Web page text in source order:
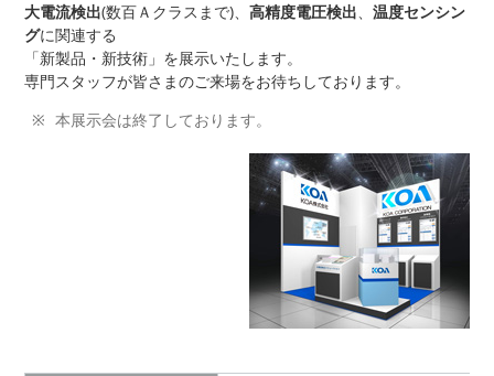
大電流検出(数百Ａクラスまで)、高精度電圧検出、温度センシン
グに関連する
「新製品・新技術」を展示いたします。
専門スタッフが皆さまのご来場をお待ちしております。
本展示会は終了しております。